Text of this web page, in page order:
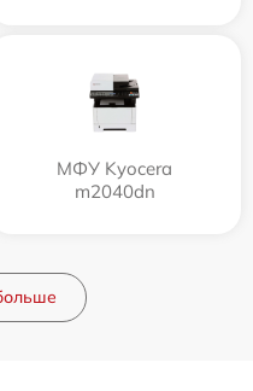
МФУ Kyocera
m2040dn